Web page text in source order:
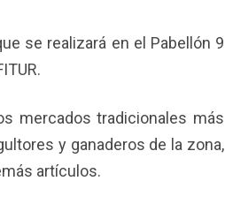
se realizará en el Pabellón 9
mercados tradicionales más
y ganaderos de la zona,
artículos.